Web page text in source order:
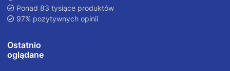
Ponad 83 tysiące produktów
97% pozytywnych opinii
Ostatnio
oglądane